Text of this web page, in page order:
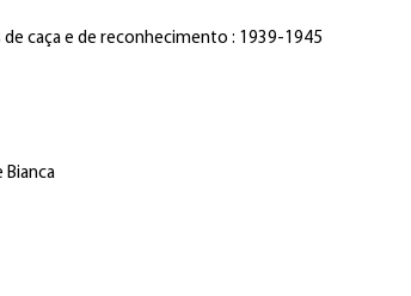
de caça e de reconhecimento : 1939-1945
Bianca